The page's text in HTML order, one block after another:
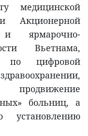
медицинской
Акционерной
ярмарочно-
Вьетнама,
по цифровой
больниц, а